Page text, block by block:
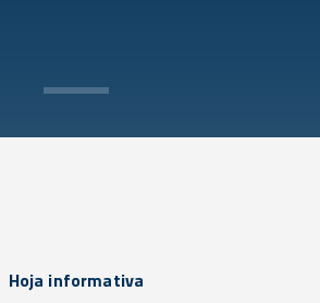
Hoja informativa